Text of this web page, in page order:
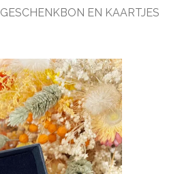
GESCHENKBON EN KAARTJES